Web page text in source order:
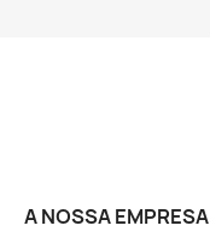
A NOSSA EMPRESA